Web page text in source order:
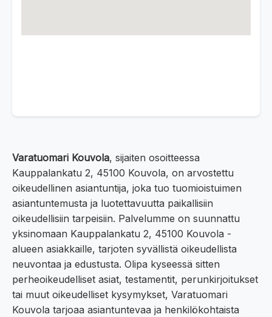
Varatuomari Kouvola, sijaiten osoitteessa
Kauppalankatu 2, 45100 Kouvola, on arvostettu
oikeudellinen asiantuntija, joka tuo tuomioistuimen
asiantuntemusta ja luotettavuutta paikallisiin
oikeudellisiin tarpeisiin. Palvelumme on suunnattu
yksinomaan Kauppalankatu 2, 45100 Kouvola -
alueen asiakkaille, tarjoten syvällistä oikeudellista
neuvontaa ja edustusta. Olipa kyseessä sitten
perheoikeudelliset asiat, testamentit, perunkirjoitukset
tai muut oikeudelliset kysymykset, Varatuomari
Kouvola tarjoaa asiantuntevaa ja henkilökohtaista